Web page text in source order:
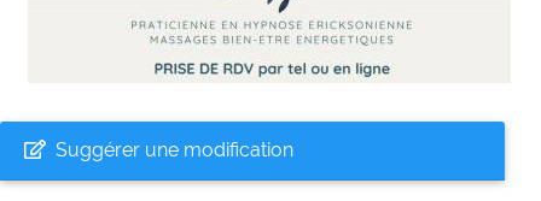
Suggérer une modification